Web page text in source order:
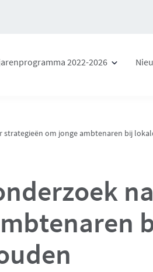
2022-2026
strategieën om jonge ambtenaren bij